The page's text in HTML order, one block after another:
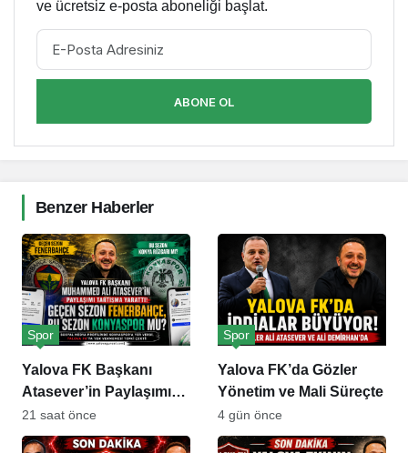
ve ücretsiz e-posta aboneliği başlat.
ABONE OL
Benzer Haberler
Yalova FK Başkanı
Atasever’in Paylaşımı
Gündem Oldu
Spor
21 saat önce
Yalova FK’da Gözler
Yönetim ve Mali Süreçte
Spor
4 gün önce